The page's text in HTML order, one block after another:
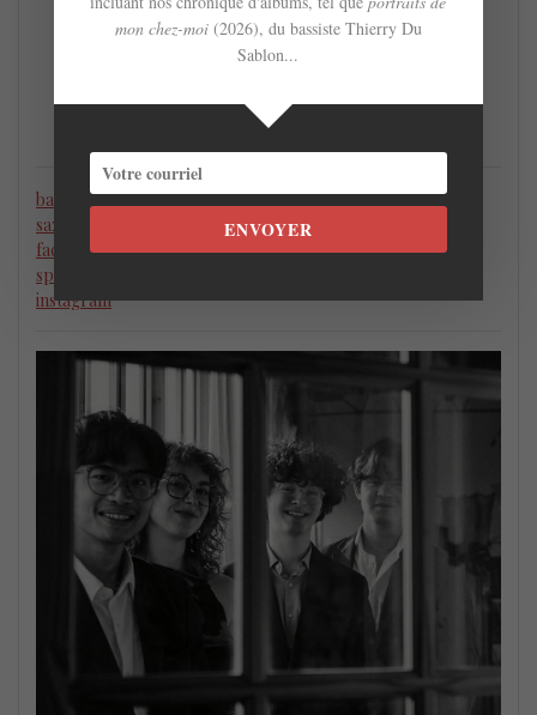
bandcamp
saxomaudefortier.com
facebook
spotify
instagram
mon chez-moi (2026), du bassiste Thierry Du
Sablon...
ENVOYER